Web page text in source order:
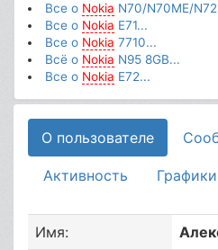
Все о Nokia N70/N70ME/
Все о Nokia E71...
Все о Nokia 7710...
Всё о Nokia N95 8GB...
Все о Nokia E72...
О пользователе
Активность Графики
Имя: